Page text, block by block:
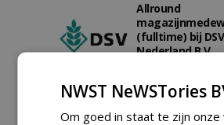
Allround
(fulltime) bij
Nederland B.V.
Groeiplaats
30-07-2026, Schalkwijk
NWST NeWSTories
Om goed in staat te zijn onze